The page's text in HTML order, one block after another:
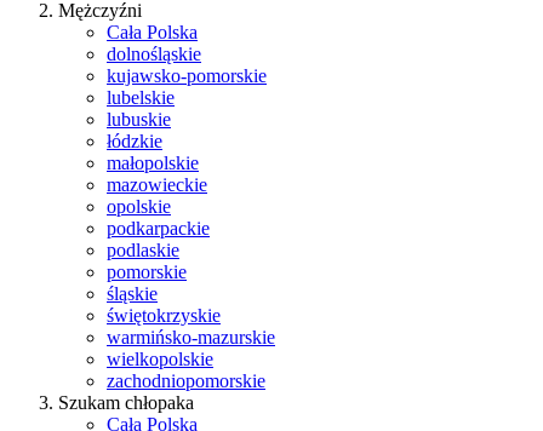
Mężczyźni
Cała Polska
dolnośląskie
kujawsko-pomorskie
lubelskie
lubuskie
łódzkie
małopolskie
mazowieckie
opolskie
podkarpackie
podlaskie
pomorskie
śląskie
świętokrzyskie
warmińsko-mazurskie
wielkopolskie
zachodniopomorskie
Szukam chłopaka
Cała Polska